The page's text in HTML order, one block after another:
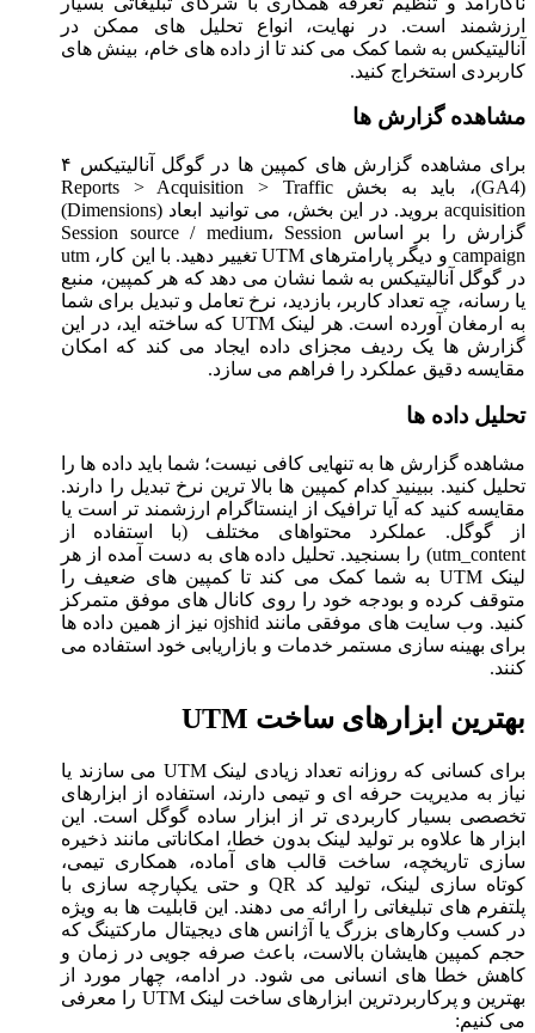
ارزشمند است. در نهایت، انواع تحلیل های ممکن در
آنالیتیکس به شما کمک می کند تا از داده های خام، بینش های
کاربردی استخراج کنید.
مشاهده گزارش ها
برای مشاهده گزارش های کمپین ها در گوگل آنالیتیکس ۴
(GA4)، باید به بخش Reports > Acquisition > Traffic
acquisition بروید. در این بخش، می توانید ابعاد (Dimensions)
گزارش را بر اساس Session source / medium، Session
campaign و دیگر پارامترهای UTM تغییر دهید. با این کار، utm
در گوگل آنالیتیکس به شما نشان می دهد که هر کمپین، منبع
یا رسانه، چه تعداد کاربر، بازدید، نرخ تعامل و تبدیل برای شما
به ارمغان آورده است. هر لینک UTM که ساخته اید، در این
گزارش ها یک ردیف مجزای داده ایجاد می کند که امکان
مقایسه دقیق عملکرد را فراهم می سازد.
تحلیل داده ها
مشاهده گزارش ها به تنهایی کافی نیست؛ شما باید داده ها را
تحلیل کنید. ببینید کدام کمپین ها بالا ترین نرخ تبدیل را دارند.
مقایسه کنید که آیا ترافیک از اینستاگرام ارزشمند تر است یا
از گوگل. عملکرد محتواهای مختلف (با استفاده از
utm_content) را بسنجید. تحلیل داده های به دست آمده از هر
لینک UTM به شما کمک می کند تا کمپین های ضعیف را
متوقف کرده و بودجه خود را روی کانال های موفق متمرکز
کنید. وب سایت های موفقی مانند ojshid نیز از همین داده ها
برای بهینه سازی مستمر خدمات و بازاریابی خود استفاده می
کنند.
بهترین ابزارهای ساخت UTM
برای کسانی که روزانه تعداد زیادی لینک UTM می سازند یا
نیاز به مدیریت حرفه ای و تیمی دارند، استفاده از ابزارهای
تخصصی بسیار کاربردی تر از ابزار ساده گوگل است. این
ابزار ها علاوه بر تولید لینک بدون خطا، امکاناتی مانند ذخیره
سازی تاریخچه، ساخت قالب های آماده، همکاری تیمی،
کوتاه سازی لینک، تولید کد QR و حتی یکپارچه سازی با
پلتفرم های تبلیغاتی را ارائه می دهند. این قابلیت ها به ویژه
در کسب وکارهای بزرگ یا آژانس های دیجیتال مارکتینگ که
حجم کمپین هایشان بالاست، باعث صرفه جویی در زمان و
کاهش خطا های انسانی می شود. در ادامه، چهار مورد از
بهترین و پرکاربردترین ابزارهای ساخت لینک UTM را معرفی
می کنیم: